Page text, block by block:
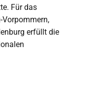
Für das
Vorpommern,
erfüllt die